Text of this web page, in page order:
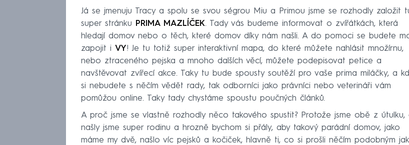
Já se jmenuju Tracy a spolu se svou ségrou Miu a Primou jsme se rozhodly založit
super stránku
PRIMA MAZLÍČEK. Tady vás budeme informovat o zvířátkách, která
hledají domov nebo o těch, které domov díky nám našli. A do pomoci se budete
zapojit i VY! Je tu totiž super interaktivní mapa, do které můžete nahlásit množírnu,
nebo ztraceného pejska a mnoho dalších věcí, můžete podepisovat petice a
navštěvovat zvířecí akce. Taky tu bude spousty soutěží pro vaše prima miláčky, a
si nebudete s něčím vědět rady, tak odborníci jako právníci nebo veterináři vám
pomůžou online. Taky tady chystáme spoustu poučných článků.
A proč jsme se vlastně rozhodly něco takového spustit? Protože jsme obě z útulku,
našly jsme super rodinu a hrozně bychom si přály, aby takový parádní domov, jako
máme my dvě, našlo víc pejsků a kočiček, hlavně ti, co si prošli něčím podobným